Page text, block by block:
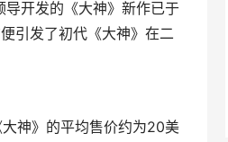
开发的《大神》新作已于
引发了初代《大神》在二
神》的平均售价约为20美